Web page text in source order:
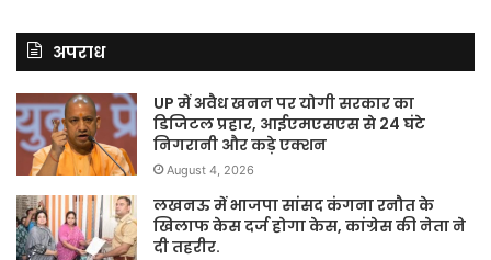
अपराध
UP में अवैध खनन पर योगी सरकार का
डिजिटल प्रहार, आईएमएसएस से 24 घंटे
निगरानी और कड़े एक्शन
August 4, 2026
लखनऊ में भाजपा सांसद कंगना रनौत के
खिलाफ केस दर्ज होगा केस, कांग्रेस की नेता ने
दी तहरीर.